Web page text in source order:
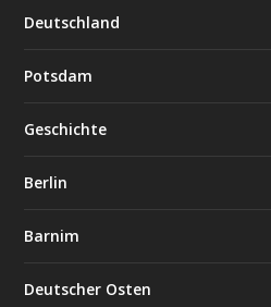
Deutschland
Potsdam
Geschichte
Berlin
Barnim
Deutscher Osten